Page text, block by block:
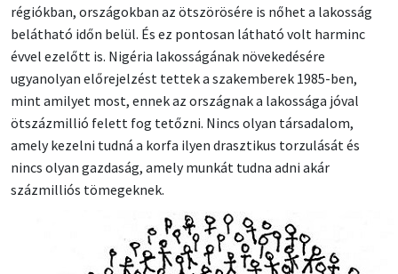
régiókban, országokban az ötszörösére is nőhet a lakosság
belátható időn belül. És ez pontosan látható volt harminc
évvel ezelőtt is. Nigéria lakosságának növekedésére
ugyanolyan előrejelzést tettek a szakemberek 1985-ben,
mint amilyet most, ennek az országnak a lakossága jóval
ötszázmillió felett fog tetőzni. Nincs olyan társadalom,
amely kezelni tudná a korfa ilyen drasztikus torzulását és
nincs olyan gazdaság, amely munkát tudna adni akár
százmilliós tömegeknek.